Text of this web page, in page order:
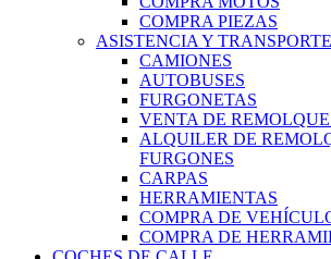
COMPRA PIEZAS
ASISTENCIA Y TRANSPORTE
CAMIONES
AUTOBUSES
FURGONETAS
VENTA DE
ALQUILER DE
FURGONES
CARPAS
HERRAMIENTAS
COMPRA DE
COMPRA DE